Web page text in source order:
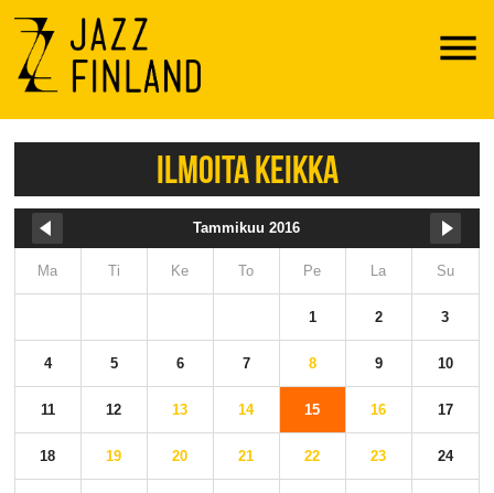
Menu
ILMOITA KEIKKA
Tammikuu 2016
Ma Ti Ke To Pe La Su
1 2 3
4 5 6 7 8 9 10
11 12 13 14 15 16 17
18 19 20 21 22 23 24